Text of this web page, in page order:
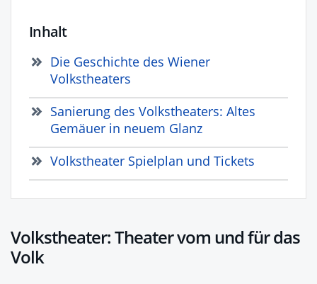
Inhalt
Die Geschichte des Wiener
Volkstheaters
Sanierung des Volkstheaters: Altes
Gemäuer in neuem Glanz
Volkstheater Spielplan und Tickets
Volkstheater: Theater vom und für das
Volk